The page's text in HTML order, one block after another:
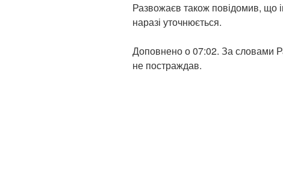
Развожаєв також повідомив, що
наразі уточнюється.
Доповнено о 07:02. За словами
не постраждав.